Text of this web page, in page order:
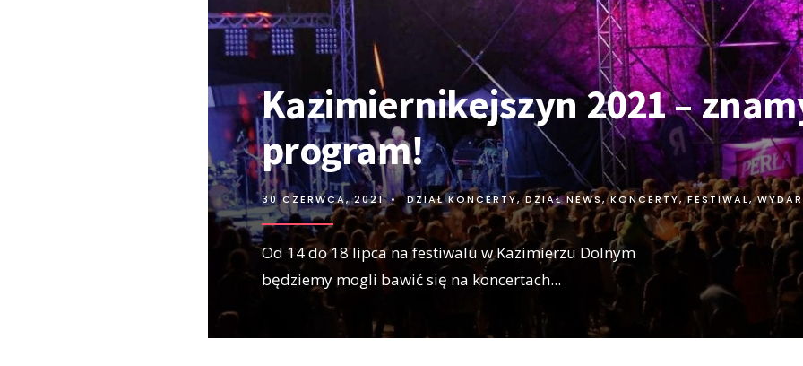
Kazimiernikejszyn 2021 –
program!
30 CZERWCA, 2021 • DZIAŁ KONCERTY,DZIAŁ NEWS,KONCERTY, FESTIWAL,
Od 14 do 18 lipca na festiwalu w Kazimierzu Dolnym
będziemy mogli bawić się na koncertach...